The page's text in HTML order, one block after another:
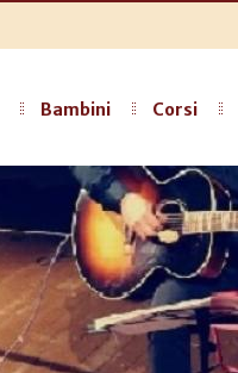
Bambini Corsi